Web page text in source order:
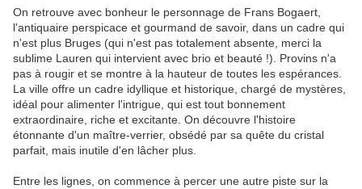
On retrouve avec bonheur le personnage de Frans Bogaert,
l'antiquaire perspicace et gourmand de savoir, dans un cadre qui
n'est plus Bruges (qui n'est pas totalement absente, merci la
sublime Lauren qui intervient avec brio et beauté !). Provins n'a
pas à rougir et se montre à la hauteur de toutes les espérances.
La ville offre un cadre idyllique et historique, chargé de mystères,
idéal pour alimenter l'intrigue, qui est tout bonnement
extraordinaire, riche et excitante. On découvre l'histoire
étonnante d'un maître-verrier, obsédé par sa quête du cristal
parfait, mais inutile d'en lâcher plus.
Entre les lignes, on commence à percer une autre piste sur la